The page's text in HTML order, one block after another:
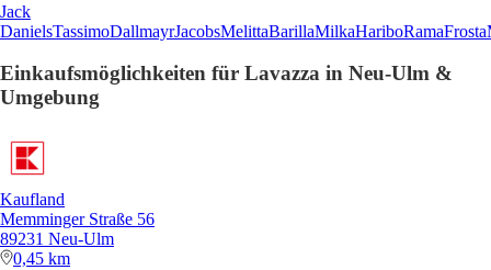
Jack
DanielsTassimoDallmayrJacobsMelittaBarillaMilkaHariboRamaFrosta
Einkaufsmöglichkeiten für Lavazza in Neu-Ulm &
Umgebung
Kaufland
Memminger Straße 56
89231 Neu-Ulm
0,45 km